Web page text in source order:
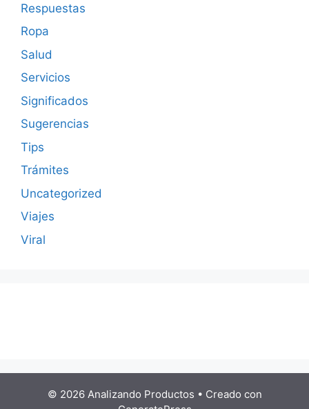
Respuestas
Ropa
Salud
Servicios
Significados
Sugerencias
Tips
Trámites
Uncategorized
Viajes
Viral
© 2026 Analizando Productos • Creado con